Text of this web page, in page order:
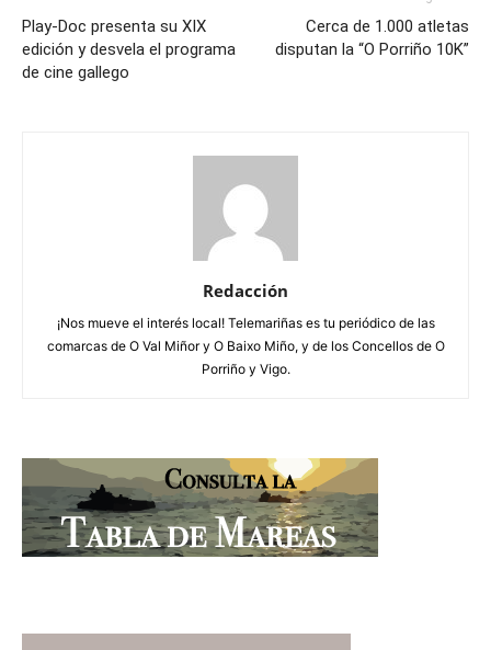
Play-Doc presenta su XIX
edición y desvela el programa
de cine gallego
Cerca de 1.000 atletas
disputan la “O Porriño 10K”
Redacción
¡Nos mueve el interés local! Telemariñas es tu periódico de las
comarcas de O Val Miñor y O Baixo Miño, y de los Concellos de O
Porriño y Vigo.